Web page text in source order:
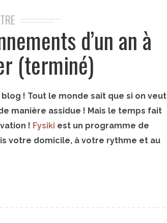
d’un an à
(terminé)
! Tout le monde sait que si on veut
manière assidue ! Mais le temps fait
! Fysiki est un programme de
votre domicile, à votre rythme et au